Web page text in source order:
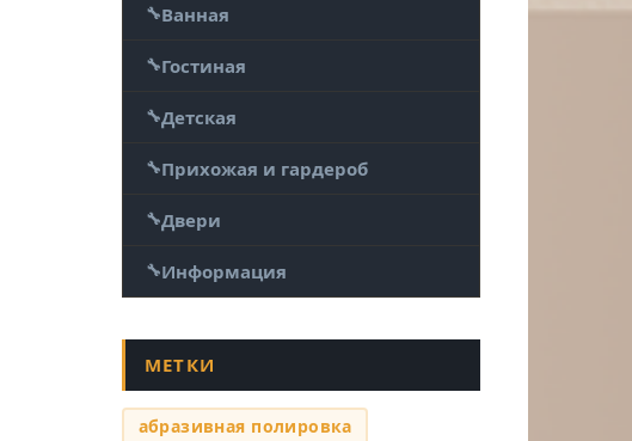
Ванная
Гостиная
Детская
Прихожая и гардероб
Двери
Информация
МЕТКИ
абразивная полировка